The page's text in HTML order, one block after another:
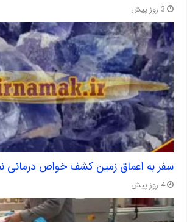
3 روز پیش
سفر به اعماق زمین کشف خواص درمانی
4 روز پیش